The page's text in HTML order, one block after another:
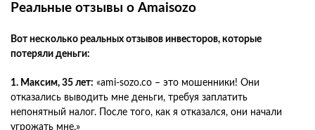
Реальные отзывы о Amaisozo
Вот несколько реальных отзывов инвесторов, которые
потеряли деньги:
1. Максим, 35 лет: «ami-sozo.co – это мошенники! Они
отказались выводить мне деньги, требуя заплатить
непонятный налог. После того, как я отказался, они начали
угрожать мне.»